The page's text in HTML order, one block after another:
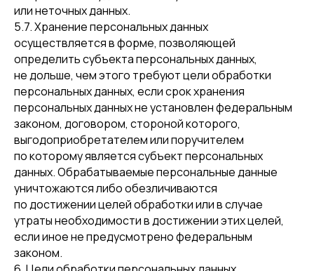
или неточных данных.
5.7. Хранение персональных данных
осуществляется в форме, позволяющей
определить субъекта персональных данных,
не дольше, чем этого требуют цели обработки
персональных данных, если срок хранения
персональных данных не установлен федеральным
законом, договором, стороной которого,
выгодоприобретателем или поручителем
по которому является субъект персональных
данных. Обрабатываемые персональные данные
уничтожаются либо обезличиваются
по достижении целей обработки или в случае
утраты необходимости в достижении этих целей,
если иное не предусмотрено федеральным
законом.